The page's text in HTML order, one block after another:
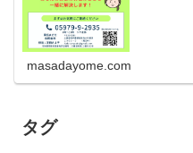
masadayome.com
タグ